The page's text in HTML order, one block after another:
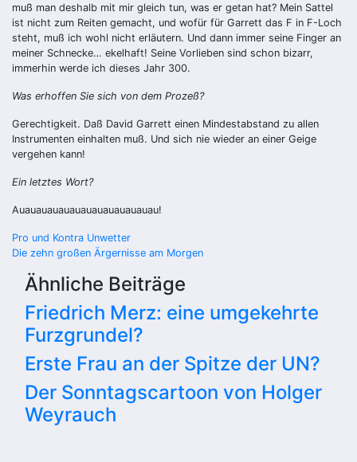
muß man deshalb mit mir gleich tun, was er getan hat? Mein Sattel
ist nicht zum Reiten gemacht, und wofür für Garrett das F in F-Loch
steht, muß ich wohl nicht erläutern. Und dann immer seine Finger an
meiner Schnecke… ekelhaft! Seine Vorlieben sind schon bizarr,
immerhin werde ich dieses Jahr 300.
Was erhoffen Sie sich von dem Prozeß?
Gerechtigkeit. Daß David Garrett einen Mindestabstand zu allen
Instrumenten einhalten muß. Und sich nie wieder an einer Geige
vergehen kann!
Ein letztes Wort?
Auauauauauauauauauauauauau!
Beitragsnavigation
Pro und Kontra Unwetter
Die zehn großen Ärgernisse am Morgen
Ähnliche Beiträge
Friedrich Merz: eine umgekehrte
Furzgrundel?
Erste Frau an der Spitze der UN?
Der Sonntagscartoon von Holger
Weyrauch